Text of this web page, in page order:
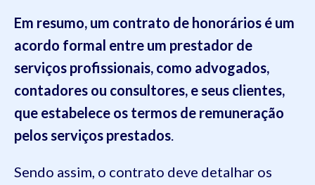
Em resumo, um contrato de honorários é um
acordo formal entre um prestador de
serviços profissionais, como advogados,
contadores ou consultores, e seus clientes,
que estabelece os termos de remuneração
pelos serviços prestados.
Sendo assim, o contrato deve detalhar os